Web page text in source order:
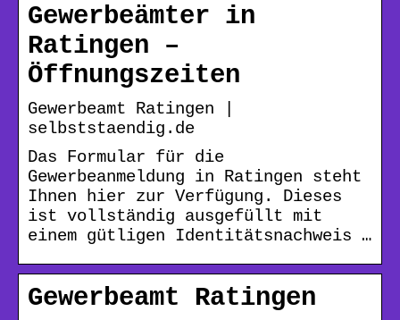
Gewerbeämter in
Ratingen –
Öffnungszeiten
Gewerbeamt Ratingen |
selbststaendig.de
Das Formular für die
Gewerbeanmeldung in Ratingen steht
Ihnen hier zur Verfügung. Dieses
ist vollständig ausgefüllt mit
einem gütligen Identitätsnachweis …
Gewerbeamt Ratingen